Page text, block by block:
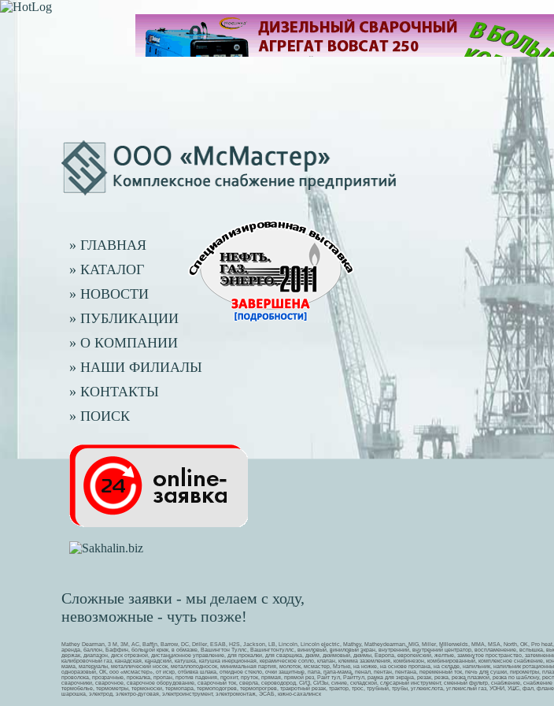
» ГЛАВНАЯ
» КАТАЛОГ
» НОВОСТИ
» ПУБЛИКАЦИИ
» О КОМПАНИИ
» НАШИ ФИЛИАЛЫ
» КОНТАКТЫ
» ПОИСК
Сложные заявки - мы делаем с ходу,
невозможные - чуть позже!
Mathey Dearman, 3 M, 3М, AC, Baffin, Barrow, DC, Driller, ESAB, H2S, Jackson, LB, Lincoln, Lincoln electric, Mathey, Matheydearman, MIG, Miller, MIllerwelds, MMA, MSA, North, OK, Pro
аренда, баллон, Баффин, большой крюк, в обмазке, Вашингтон Туллс, Вашингтонтуллс, виниловый, виниловый экран, внутренний, внутренний центратор, воспламенение, вспышка,
держак, диапазон, диск отрезной, дистанционное управление, для прокалки, для сварщика, дюйм, дюймовый, дюймы, Европа, европейский, желтые, замкнутое пространство,
калибровочный газ, канадская, канадский, катушка, катушка инерционная, керамическое сопло, клапан, клемма заземления, комбинезон, комбинированный, комплексное
мама, материалы, металлический носок, металлоподносок, минимальная партия, молоток, мсмастер, Мэтью, на ножке, на основе пропана, на складе, напильник, напильник
одноразовый, ОК, ооо «мсмастер», от искр, отбивка шлака, откидное стекло, очки защитные, папа, папа-мама, пенал, пентан, пентана, переменный ток, печь для сушки, пирометры,
проволока, прозрачные, прокалка, пропан, против падения, прохит, пруток, прямая, прямой рез, Райт тул, Райттул, рамка для экрана, резак, резка, резка плазмой, резка по
сварочники, сварочное, сварочное оборудование, сварочный ток, сверла, сероводород, СИЗ, СИЗы, синие, складской, слесарный инструмент, сменный фильтр, снабжение,
термобелье, термометры, термоноски, термопара, термоподогрев, термопрогрев, тракротный резак, трактор, трос, трубный, трубы, углекислота, углекислый газ, УОНИ, УШС, фал,
шарошка, электрод, электро-дуговая, электроинструмент, электромонтаж, ЭСАБ, южно-сахалинск